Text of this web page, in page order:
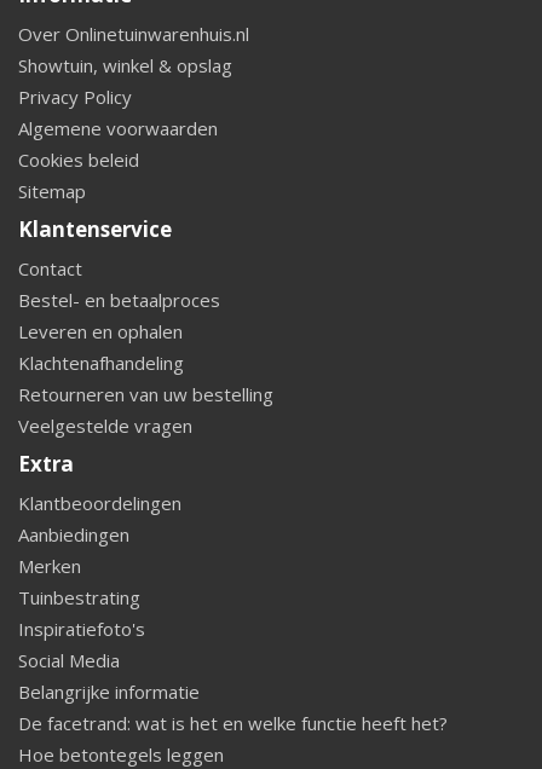
Over Onlinetuinwarenhuis.nl
Showtuin, winkel & opslag
Privacy Policy
Algemene voorwaarden
Cookies beleid
Sitemap
Klantenservice
Contact
Bestel- en betaalproces
Leveren en ophalen
Klachtenafhandeling
Retourneren van uw bestelling
Veelgestelde vragen
Extra
Klantbeoordelingen
Aanbiedingen
Merken
Tuinbestrating
Inspiratiefoto's
Social Media
Belangrijke informatie
De facetrand: wat is het en welke functie heeft het?
Hoe betontegels leggen